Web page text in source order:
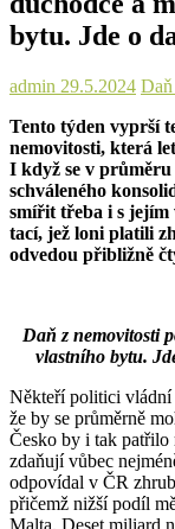
bytu. Jde o
admin 29.5.2024
Tento týden vyprší
nemovitosti, která
I když se v průměru
schváleného
smířit třeba i s jejím
tací, jež loni platili
odvedou přibližně
Daň z nemovitosti
vlastního bytu.
Někteří politici vládní
že by se průměrně
Česko by i tak patřilo
zdaňují vůbec
odpovídal v ČR
přičemž nižší podíl
Malta. Deset miliard